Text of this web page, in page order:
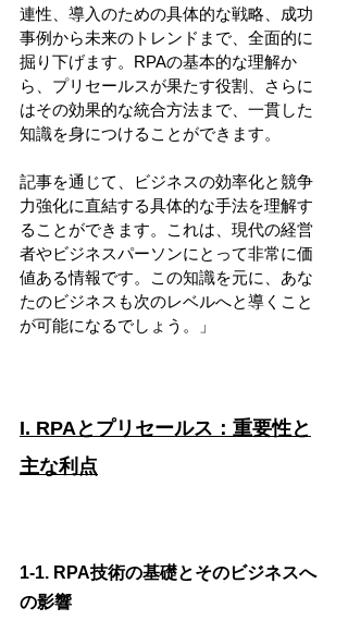
連性、導入のための具体的な戦略、成功
事例から未来のトレンドまで、全面的に
掘り下げます。RPAの基本的な理解か
ら、プリセールスが果たす役割、さらに
はその効果的な統合方法まで、一貫した
知識を身につけることができます。
記事を通じて、ビジネスの効率化と競争
力強化に直結する具体的な手法を理解す
ることができます。これは、現代の経営
者やビジネスパーソンにとって非常に価
値ある情報です。この知識を元に、あな
たのビジネスも次のレベルへと導くこと
が可能になるでしょう。」
I. RPAとプリセールス：重要性と
主な利点
1-1. RPA技術の基礎とそのビジネスへ
の影響